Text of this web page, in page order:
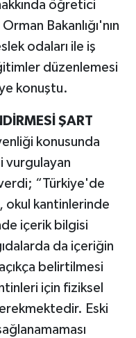
öğretici
Bakanlığı'nın
odaları ile iş
düzenlemesi
konuştu.
ŞART
konusunda
vurgulayan
“Türkiye'de
okul kantinlerinde
içerik bilgisi
da içeriğin
belirtilmesi
için fiziksel
Eski